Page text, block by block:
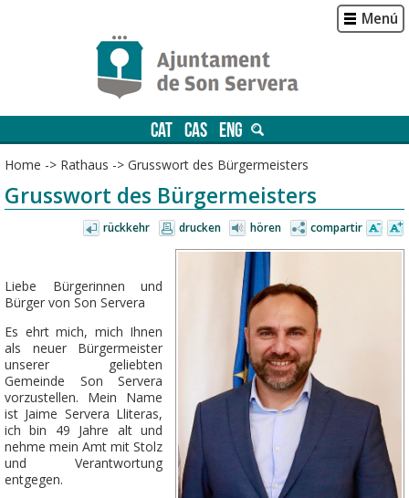
Menú
CAT CAS ENG
Home -> Rathaus -> Grusswort des Bürgermeisters
Grusswort des Bürgermeisters
rückkehr drucken hören compartir
Liebe Bürgerinnen und
Bürger von Son Servera
Es ehrt mich, mich Ihnen
als neuer Bürgermeister
unserer geliebten
Gemeinde Son Servera
vorzustellen. Mein Name
ist Jaime Servera Lliteras,
ich bin 49 Jahre alt und
nehme mein Amt mit Stolz
und Verantwortung
entgegen.